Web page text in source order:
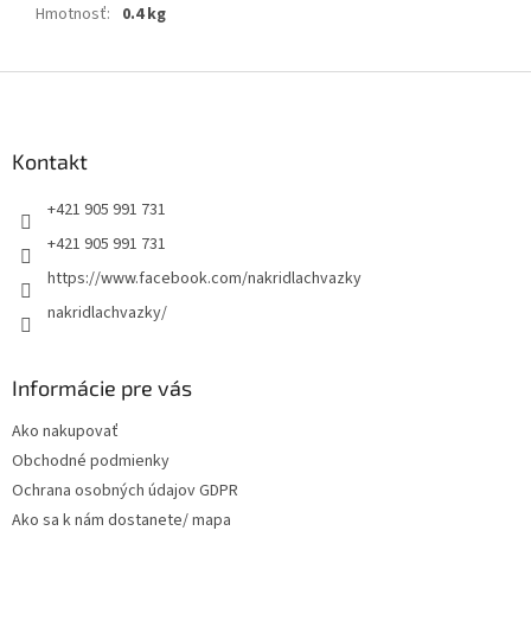
Hmotnosť: 0.4 kg
Kontakt
+421 905 991 731
+421 905 991 731
https://www.facebook.com/nakridlachvazky
nakridlachvazky/
Informácie pre vás
Ako nakupovať
Obchodné podmienky
Ochrana osobných údajov GDPR
Ako sa k nám dostanete/ mapa